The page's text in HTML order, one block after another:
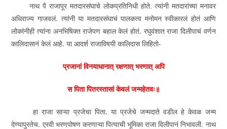
नाथ पै राजापूर मतदारसंघाचे लोकप्रतिनिधी होते. त्यांनी मतदारांच्या मनावर
अधिराज्य गाजवलं. त्यांनी या मतदारसंघाचं पालकत्व मनोमन स्वीकारलं होतं आणि
लोकांनीही त्यांना अनभिषिक्त राजेपण बहाल केलं होतं. रघुवंशात राजा दिलीपाचं वर्णन
कालिदासानं केलं आहे. या आदर्श राजाविषयी कालिदास लिहितो-
प्रजानां विनयाधानात्‌ रक्षणात्‌ भरणात्‌ अपि
स पिता पितरस्तासां केवलं जन्महेतवः॥
हा राजा साऱ्या प्रजेचा पिता. या प्रजेचे जन्मदाते वडील हे केवळ जन्म
देण्यापुरतेच. एरवी भरणपोषण करणाऱ्या पित्याची भूमिका राजा दिलीपानं निभावली. नाथ